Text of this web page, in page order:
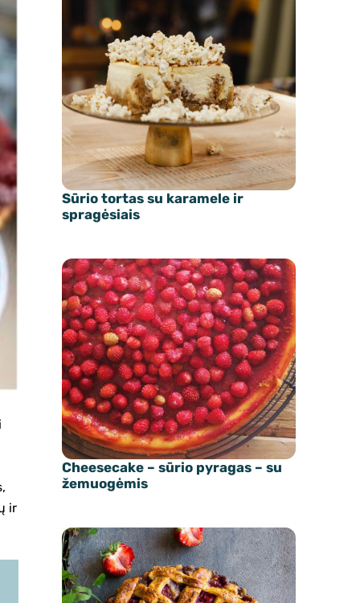
ir
Sūrio tortas su karamele ir
spragėsiais
Cheesecake – sūrio pyragas – su
žemuogėmis